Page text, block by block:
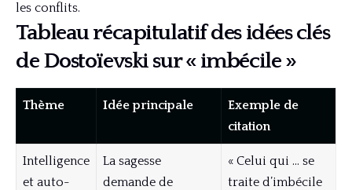
les conflits.
Tableau récapitulatif des idées clés
de Dostoïevski sur « imbécile »
Thème Idée principale
Exemple de
citation
Intelligence
et auto-
La sagesse
demande de
« Celui qui … se
traite d’imbécile